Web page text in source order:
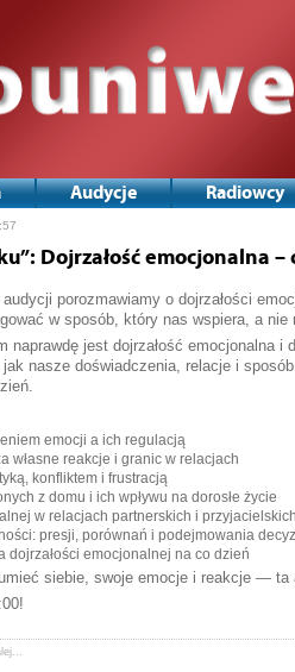
Audycje Radiowcy
Dojrzałość emocjonalna
porozmawiamy o dojrzałości
w sposób, który nas wspiera, a nie
naprawdę jest dojrzałość emocjonalna
nasze doświadczenia, relacje i
emocji a ich regulacją
własne reakcje i granic w relacjach
konfliktem i frustracją
z domu i ich wpływu na dorosłe życie
w relacjach partnerskich i przyjacielskich
presji, porównań i podejmowania
dojrzałości emocjonalnej na co dzień
siebie, swoje emocje i reakcje — ta